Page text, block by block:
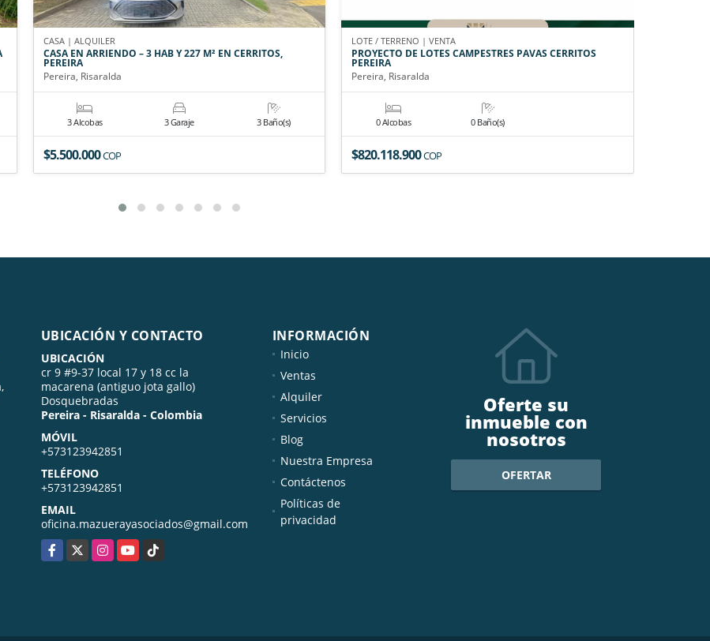
CASA | ALQUILER
CASA EN ARRIENDO – 3 HAB Y 227 M² EN CERRITOS,
PEREIRA
Pereira, Risaralda
3 Alcobas 3 Garaje 3 Baño(s)
$5.500.000COP
LOTE / TERRENO | VENTA
PROYECTO DE LOTES CAMPESTRES PAVAS CERRITOS
PEREIRA
Pereira, Risaralda
0 Alcobas 0 Baño(s)
$820.118.900COP
UBICACIÓN Y CONTACTO
UBICACIÓN
cr 9 #9-37 local 17 y 18 cc la
macarena (antiguo jota gallo)
Dosquebradas
Pereira - Risaralda - Colombia
MÓVIL
+573123942851
TELÉFONO
+573123942851
EMAIL
oficina.mazuerayasociados@gmail.com
Facebook
X InstagramYouTubeTikTok
INFORMACIÓN
Inicio
Ventas
Alquiler
Servicios
Blog
Nuestra Empresa
Contáctenos
Políticas de
privacidad
Oferte su
inmueble con
nosotros
OFERTAR